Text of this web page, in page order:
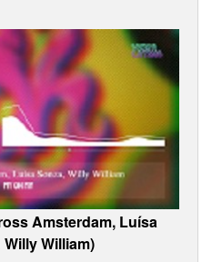
Amsterdam, Luísa
William)